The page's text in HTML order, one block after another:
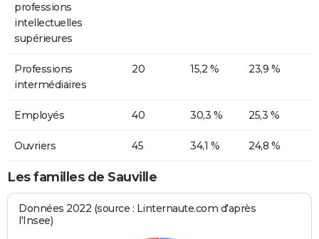
professions
intellectuelles
supérieures
Professions
intermédiaires
20 15,2 % 23,9 %
Employés 40 30,3 % 25,3 %
Ouvriers 45 34,1 % 24,8 %
Les familles de Sauville
Données 2022 (source : Linternaute.com d'après
l'Insee)